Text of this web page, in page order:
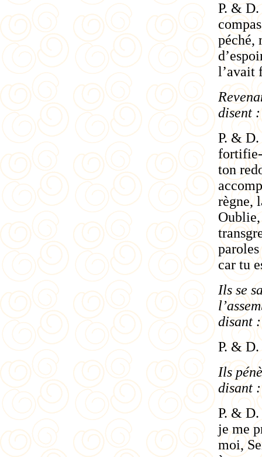
P. & D.
péché,
l’avait
disent :
P. & D.
fortifie-
ton
règne,
car tu
Ils se
disant :
P. & D.
Ils
disant :
P. & D.
je me
moi,